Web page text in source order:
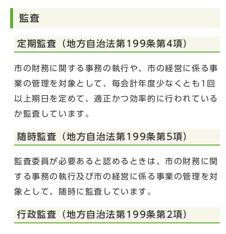
監査
定期監査（地方自治法第199条第4項）
市の財務に関する事務の執行や、市の経営に係る事
業の管理を対象として、毎会計年度少なくとも1回
以上期日を定めて、適正かつ効率的に行われている
か監査しています。
随時監査（地方自治法第199条第5項）
監査委員が必要あると認めるときは、市の財務に関
する事務の執行及び市の経営に係る事業の管理を対
象として、随時に監査しています。
行政監査（地方自治法第199条第2項）